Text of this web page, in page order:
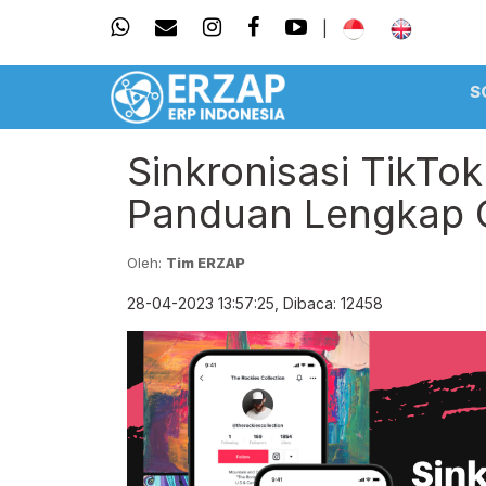
Sinkronisasi
Panduan Lengkap
Oleh: Tim ERZAP
28-04-2023 13:57:25, Dibaca: 12458